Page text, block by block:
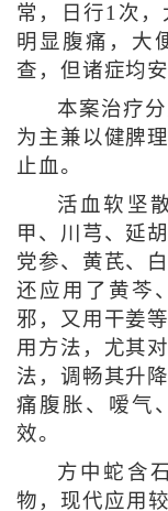
常，日行1次
明显腹痛，大
查，但诸症均安
本案治疗
为主兼以健脾
止血。
活血软坚
甲、川芎、延
党参、黄芪、
还应用了黄芩
邪，又用干姜
用方法，尤其
法，调畅其升
痛腹胀、嗳气
效。
方中蛇含
物，现代应用